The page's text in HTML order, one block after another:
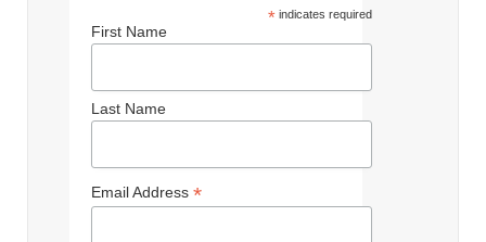
* indicates required
First Name
Last Name
Email Address *